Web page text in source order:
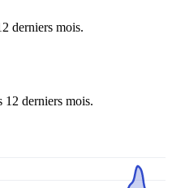
derniers mois.
12 derniers mois.